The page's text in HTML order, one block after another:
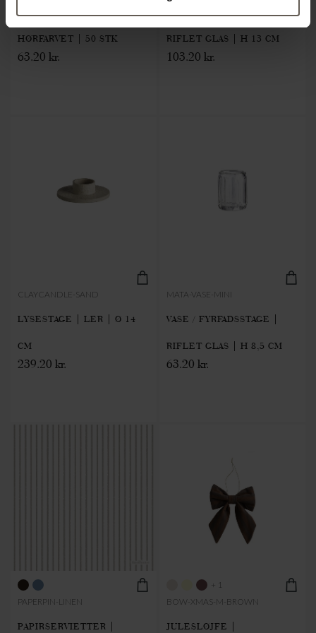
PAPIRSERVIETTER |
HØRFARVET | 50 STK
63.20 kr.
RIFLET GLAS | H 13 CM
103.20 kr.
CLAYCANDLE-SAND
LYSESTAGE | LER | Ø 14
CM
239.20 kr.
MATA-VASE-MINI
VASE / FYRFADSSTAGE |
RIFLET GLAS | H 8,5 CM
63.20 kr.
PAPERPIN-LINEN
PAPIRSERVIETTER |
+ 1
BOW-XMAS-M-BROWN
JULESLØJFE |